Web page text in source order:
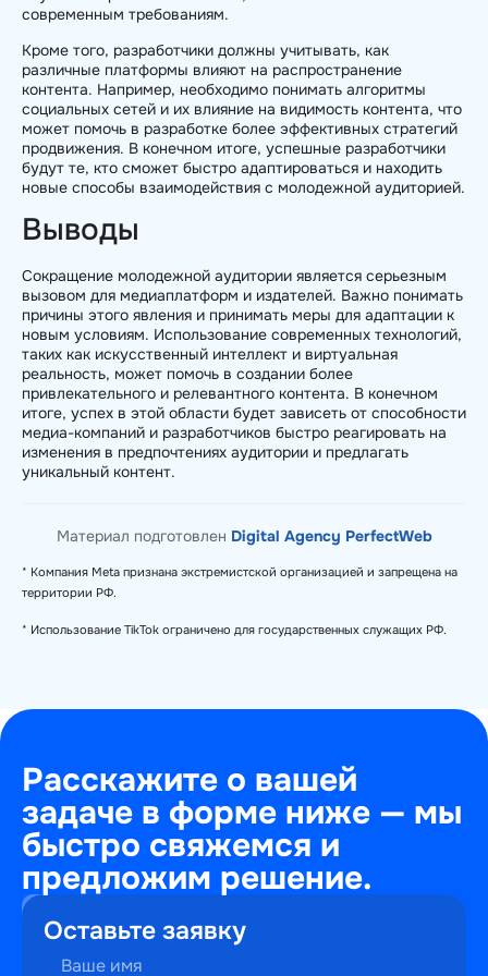
современным требованиям.
Кроме того, разработчики должны учитывать, как
различные платформы влияют на распространение
контента. Например, необходимо понимать алгоритмы
социальных сетей и их влияние на видимость контента, что
может помочь в разработке более эффективных стратегий
продвижения. В конечном итоге, успешные разработчики
будут те, кто сможет быстро адаптироваться и находить
новые способы взаимодействия с молодежной аудиторией.
Выводы
Сокращение молодежной аудитории является серьезным
вызовом для медиаплатформ и издателей. Важно понимать
причины этого явления и принимать меры для адаптации к
новым условиям. Использование современных технологий,
таких как искусственный интеллект и виртуальная
реальность, может помочь в создании более
привлекательного и релевантного контента. В конечном
итоге, успех в этой области будет зависеть от способности
медиа-компаний и разработчиков быстро реагировать на
изменения в предпочтениях аудитории и предлагать
уникальный контент.
Материал подготовлен Digital Agency PerfectWeb
* Компания Meta признана экстремистской организацией и запрещена на
территории РФ.
* Использование TikTok ограничено для государственных служащих РФ.
Расскажите о вашей
задаче в форме ниже — мы
быстро свяжемся и
предложим решение.
(495)
241-
Оставьте заявку